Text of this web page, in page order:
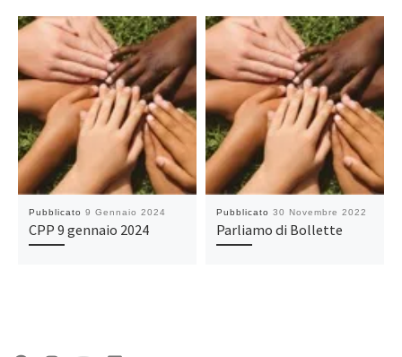
Pubblicato 9 Gennaio 2024
CPP 9 gennaio 2024
Pubblicato 30 Novembre 2022
Parliamo di Bollette